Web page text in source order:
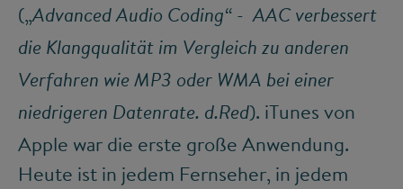
(„Advanced Audio Coding“ - AAC verbessert
die Klangqualität im Vergleich zu anderen
Verfahren wie MP3 oder WMA bei einer
niedrigeren Datenrate. d.Red). iTunes von
Apple war die erste große Anwendung.
Heute ist in jedem Fernseher, in jedem